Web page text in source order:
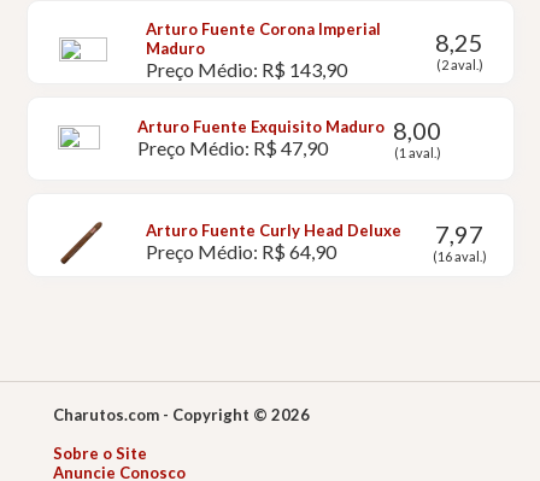
Arturo Fuente Corona Imperial
Maduro
Preço Médio: R$ 143,90
8,25
(2 aval.)
Arturo Fuente Exquisito Maduro
Preço Médio: R$ 47,90
8,00
(1 aval.)
Arturo Fuente Curly Head Deluxe
Preço Médio: R$ 64,90
7,97
(16 aval.)
Charutos.com - Copyright © 2026
Sobre o Site
Anuncie Conosco